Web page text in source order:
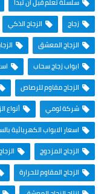
زجاج
الزجاج الذكي
الزجاج المعشق
ابواب زجاج سحاب
الزجاج مقاوم للرصاص
شركة لومي
أنواع
اسعار الابواب الكهربائية
الزجاج المزدوج
الزجاج المقاوم للحرارة